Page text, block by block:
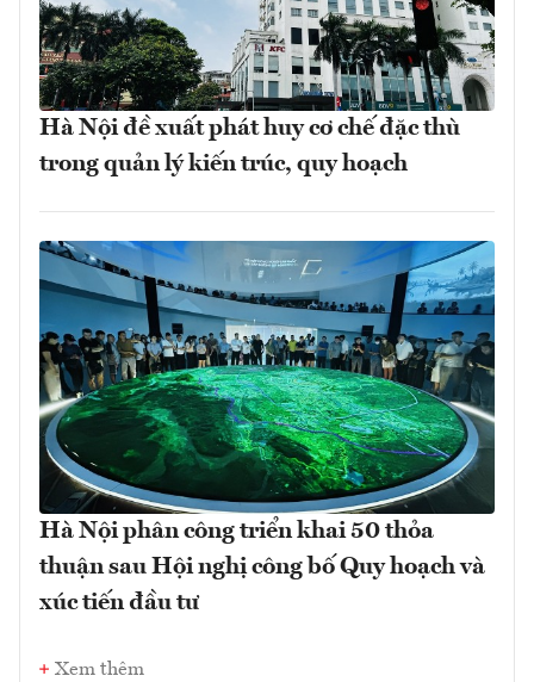
Hà Nội đề xuất phát huy cơ chế đặc thù
trong quản lý kiến trúc, quy hoạch
Hà Nội phân công triển khai 50 thỏa
thuận sau Hội nghị công bố Quy hoạch và
xúc tiến đầu tư
Xem thêm